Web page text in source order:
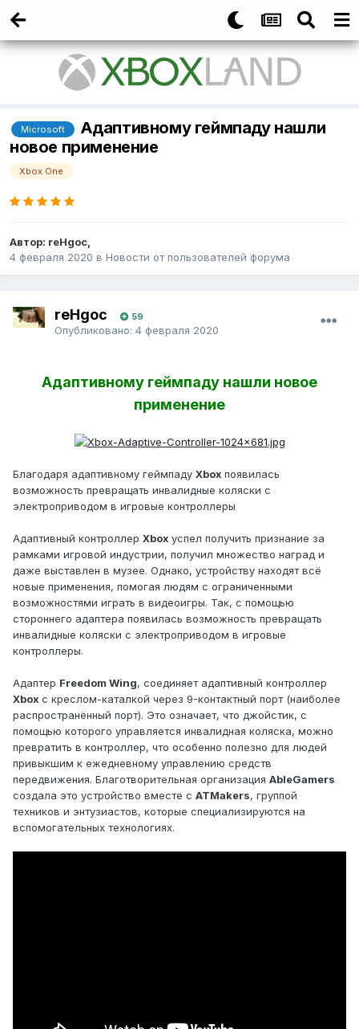
Microsoft
Адаптивному геймпаду нашли
новое применение
Xbox One
Автор: reHgoc,
4 февраля 2020 в Новости от пользователей форума
reHgoc 59
Опубликовано: 4 февраля 2020
Адаптивному геймпаду нашли новое
применение
Благодаря адаптивному геймпаду Xbox появилась
возможность превращать инвалидные коляски с
электроприводом в игровые контроллеры
Адаптивный контроллер Xbox успел получить признание за
рамками игровой индустрии, получил множество наград и
даже выставлен в музее. Однако, устройству находят всё
новые применения, помогая людям с ограниченными
возможностями играть в видеоигры. Так, с помощью
стороннего адаптера появилась возможность превращать
инвалидные коляски с электроприводом в игровые
контроллеры.
Адаптер Freedom Wing, соединяет адаптивный контроллер
Xbox с креслом-каталкой через 9-контактный порт (наиболее
распространённый порт). Это означает, что джойстик, с
помощью которого управляется инвалидная коляска, можно
превратить в контроллер, что особенно полезно для людей
привыкшим к ежедневному управлению средств
передвижения. Благотворительная организация AbleGamers
создала это устройство вместе с ATMakers, группой
техников и энтузиастов, которые специализируются на
вспомогательных технологиях.